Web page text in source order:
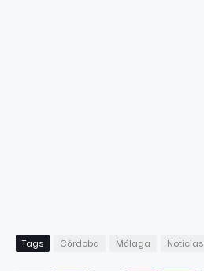
Tags Córdoba Málaga Noticias